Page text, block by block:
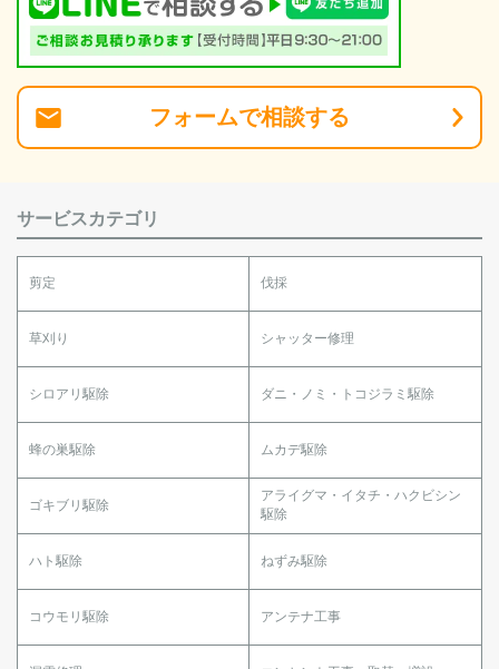
フォームで相談する
サービスカテゴリ
剪定 伐採
草刈り シャッター修理
シロアリ駆除 ダニ・ノミ・トコジラミ駆除
蜂の巣駆除 ムカデ駆除
ゴキブリ駆除
アライグマ・イタチ・ハクビシン
駆除
ハト駆除 ねずみ駆除
コウモリ駆除 アンテナ工事